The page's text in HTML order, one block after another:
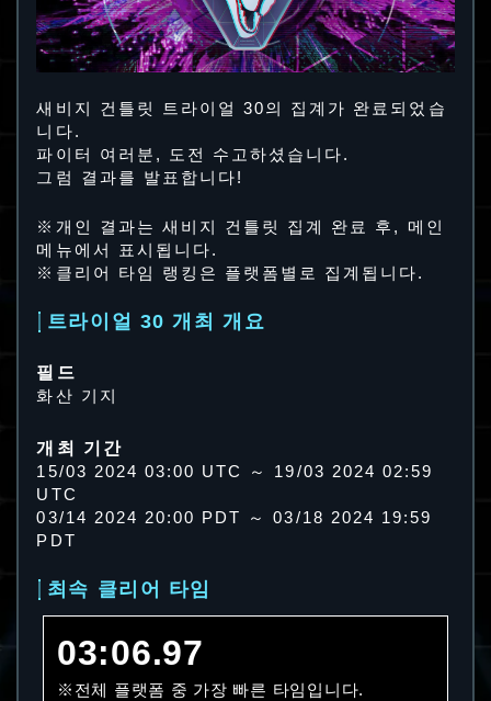
새비지 건틀릿 트라이얼 30의 집계가 완료되었습
니다.
파이터 여러분, 도전 수고하셨습니다.
그럼 결과를 발표합니다!
※개인 결과는 새비지 건틀릿 집계 완료 후, 메인
메뉴에서 표시됩니다.
※클리어 타임 랭킹은 플랫폼별로 집계됩니다.
트라이얼 30 개최 개요
필드
화산 기지
개최 기간
15/03 2024 03:00 UTC ～ 19/03 2024 02:59
UTC
03/14 2024 20:00 PDT ～ 03/18 2024 19:59
PDT
최속 클리어 타임
03:06.97
※전체 플랫폼 중 가장 빠른 타임입니다.